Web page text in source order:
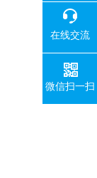
在线交流
微信扫一扫